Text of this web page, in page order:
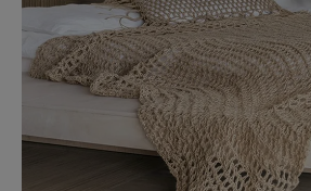
meeting_room ログイン person 会員登録
最近チェックした商品